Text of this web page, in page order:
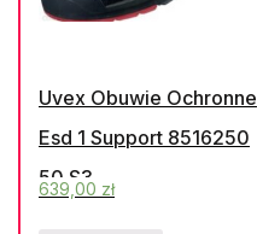
Uvex Obuwie Ochronne
Esd 1 Support 8516250
50 S3
639,00 zł